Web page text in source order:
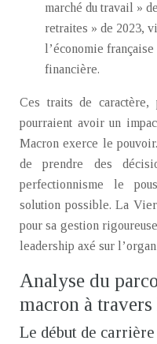
marché du travail »
retraites » de 2023,
l’économie
financière.
Ces traits de
pourraient avoir un
Macron exerce le
de prendre des
perfectionnisme le
solution possible. La
pour sa gestion
leadership axé sur
Analyse du
macron à
Le début de